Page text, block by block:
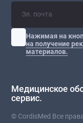
Нажимая на
на получение
материалов.
Медицинское
сервис.
© CordisMed Все